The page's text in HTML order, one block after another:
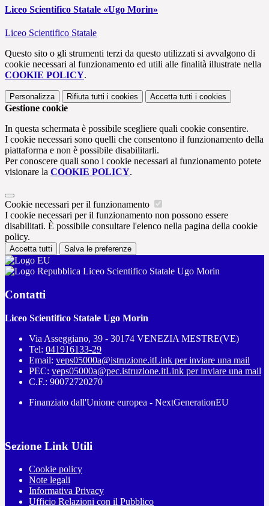
Liceo Scientifico Statale «Ugo Morin»
Liceo Scientifico Statale
Questo sito o gli strumenti terzi da questo utilizzati si avvalgono di
cookie necessari al funzionamento ed utili alle finalità illustrate nella
COOKIE POLICY.
Personalizza Rifiuta tutti i cookies Accetta tutti i cookies
Gestione cookie
In questa schermata è possibile scegliere quali cookie consentire.
I cookie necessari sono quelli che consentono il funzionamento della
piattaforma e non è possibile disabilitarli.
Per conoscere quali sono i cookie necessari al funzionamento potete
visionare la COOKIE POLICY.
Cookie necessari per il funzionamento
I cookie necessari per il funzionamento non possono essere
disabilitati. È possibile consultare l'elenco nella pagina della cookie
policy.
Accetta tutti Salva le preferenze
Liceo Scientifico Statale Ugo Morin
Contatti
Liceo Scientifico Statale Ugo Morin
Via Asseggiano, 39 - 30174 VENEZIA MESTRE(VE)
Tel: 041916133-29
Email: veps05000a@istruzione.itLink per inviare una mail
PEC: veps05000a@pec.istruzione.itLink per inviare una mail
C.F.: 90072720270
Finanziato dall'Unione europea - NextGenerationEU
Sezione Link Utili
Cookie policy
Note legali
Informativa Privacy
Ufficio Relazioni con il Pubblico